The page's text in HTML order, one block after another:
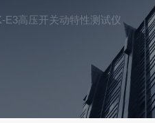
E3高压开关动特性测试仪